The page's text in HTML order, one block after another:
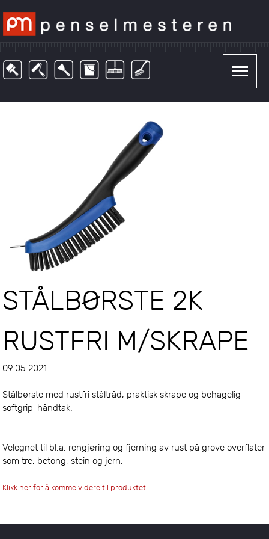
STÅLBØRSTE 2K
RUSTFRI M/SKRAPE
09.05.2021
Stålbørste med rustfri ståltråd, praktisk skrape og behagelig
softgrip-håndtak.
Velegnet til bl.a. rengjøring og fjerning av rust på grove overflater
som tre, betong, stein og jern.
Klikk her for å komme videre til produktet